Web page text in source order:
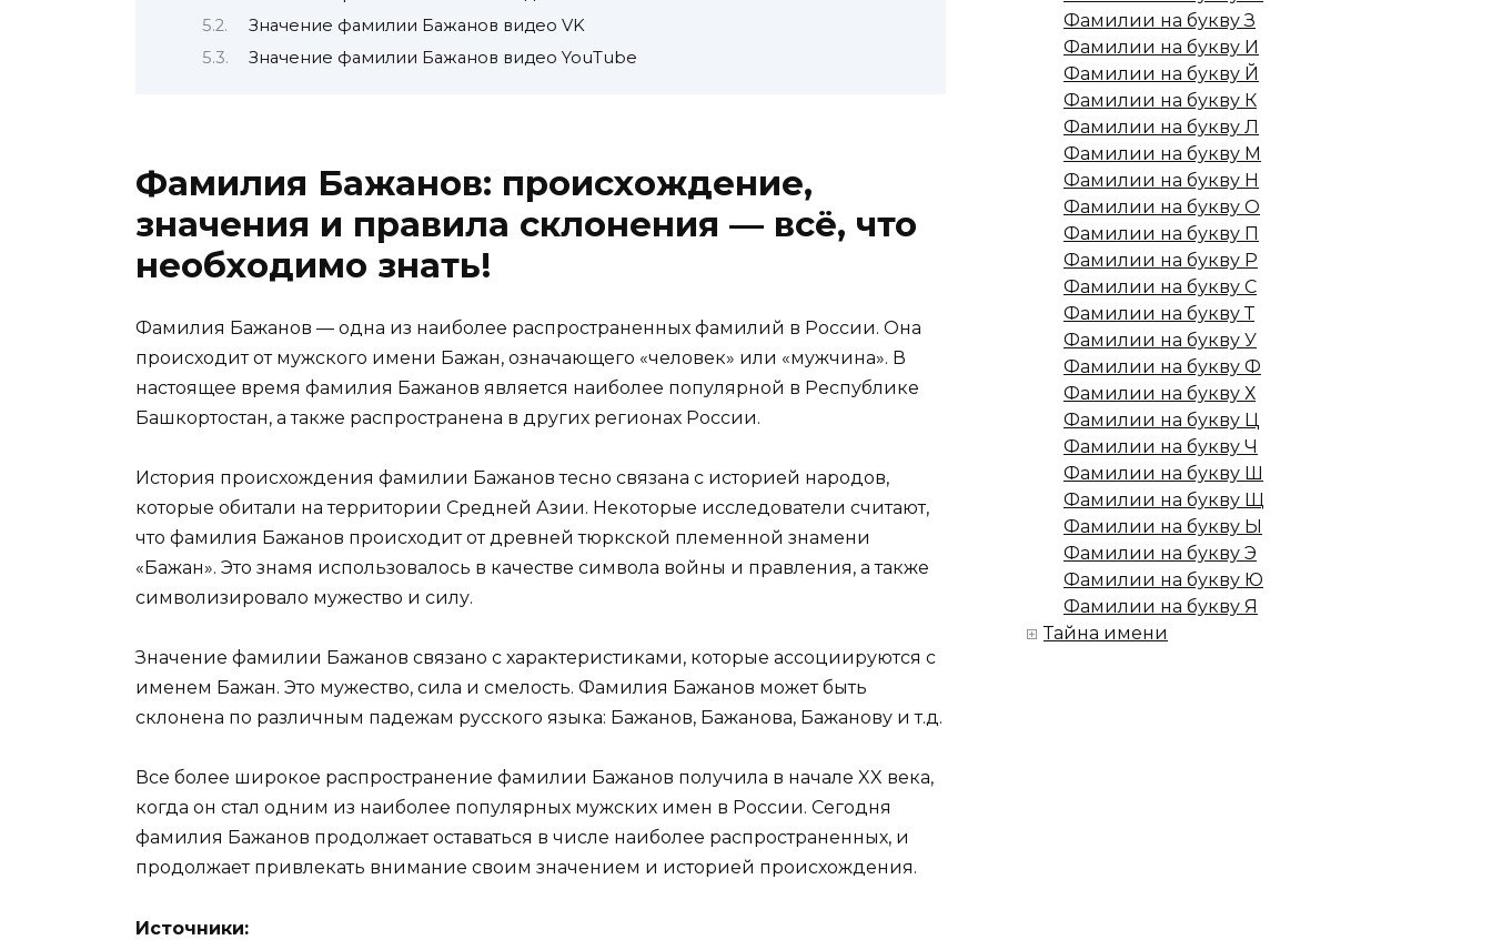
Значение фамилии Бажанов видео VK
Значение фамилии Бажанов видео YouTube
Фамилия Бажанов: происхождение,
значения и правила склонения — всё, что
необходимо знать!
Фамилия Бажанов — одна из наиболее распространенных фамилий в России. Она
происходит от мужского имени Бажан, означающего «человек» или «мужчина». В
настоящее время фамилия Бажанов является наиболее популярной в Республике
Башкортостан, а также распространена в других регионах России.
История происхождения фамилии Бажанов тесно связана с историей народов,
которые обитали на территории Средней Азии. Некоторые исследователи считают,
что фамилия Бажанов происходит от древней тюркской племенной знамени
«Бажан». Это знамя использовалось в качестве символа войны и правления, а также
символизировало мужество и силу.
Значение фамилии Бажанов связано с характеристиками, которые ассоциируются с
именем Бажан. Это мужество, сила и смелость. Фамилия Бажанов может быть
склонена по различным падежам русского языка: Бажанов, Бажанова, Бажанову и т.д.
Все более широкое распространение фамилии Бажанов получила в начале XX века,
когда он стал одним из наиболее популярных мужских имен в России. Сегодня
фамилия Бажанов продолжает оставаться в числе наиболее распространенных, и
продолжает привлекать внимание своим значением и историей происхождения.
Источники:
Фамилии на букву З
Фамилии на букву И
Фамилии на букву Й
Фамилии на букву К
Фамилии на букву Л
Фамилии на букву М
Фамилии на букву Н
Фамилии на букву О
Фамилии на букву П
Фамилии на букву Р
Фамилии на букву С
Фамилии на букву Т
Фамилии на букву У
Фамилии на букву Ф
Фамилии на букву Х
Фамилии на букву Ц
Фамилии на букву Ч
Фамилии на букву Ш
Фамилии на букву Щ
Фамилии на букву Ы
Фамилии на букву Э
Фамилии на букву Ю
Фамилии на букву Я
Тайна имени